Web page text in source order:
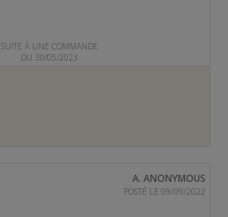
SUITE À UNE COMMANDE
DU 30/05/2023
A. ANONYMOUS
POSTÉ LE 09/09/2022